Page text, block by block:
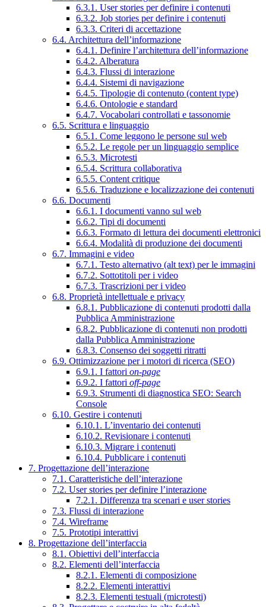
6.3.1. User stories per definire i contenuti
6.3.2. Job stories per definire i contenuti
6.3.3. Criteri di accettazione
6.4. Architettura dell’informazione
6.4.1. Definire l’architettura dell’informazione
6.4.2. Alberatura
6.4.3. Flussi di interazione
6.4.4. Sistemi di navigazione
6.4.5. Tipologie di contenuto (content type)
6.4.6. Ontologie e standard
6.4.7. Vocabolari controllati e tassonomie
6.5. Scrittura e linguaggio
6.5.1. Come leggono le persone sul web
6.5.2. Le regole per un linguaggio semplice
6.5.3. Microtesti
6.5.4. Scrittura collaborativa
6.5.5. Content critique
6.5.6. Traduzione e localizzazione dei contenuti
6.6. Documenti
6.6.1. I documenti vanno sul web
6.6.2. Tipi di documenti
6.6.3. Formato di lettura dei documenti elettronici
6.6.4. Modalità di produzione dei documenti
6.7. Immagini e video
6.7.1. Testo alternativo (alt text) per le immagini
6.7.2. Sottotitoli per i video
6.7.3. Trascrizioni per i video
6.8. Proprietà intellettuale e privacy
6.8.1. Pubblicazione di contenuti prodotti dalla
Pubblica Amministrazione
6.8.2. Pubblicazione di contenuti non prodotti
dalla Pubblica Amministrazione
6.8.3. Consenso dei soggetti ritratti
6.9. Ottimizzazione per i motori di ricerca (SEO)
6.9.1. I fattori on-page
6.9.2. I fattori off-page
6.9.3. Strumenti di diagnostica SEO: Search
Console
6.10. Gestire i contenuti
6.10.1. L’inventario dei contenuti
6.10.2. Revisionare i contenuti
6.10.3. Migrare i contenuti
6.10.4. Pubblicare i contenuti
7. Progettazione dell’interazione
7.1. Caratteristiche dell’interazione
7.2. User stories per definire l’interazione
7.2.1. Differenza tra scenari e user stories
7.3. Flussi di interazione
7.4. Wireframe
7.5. Prototipi interattivi
8. Progettazione dell’interfaccia
8.1. Obiettivi dell’interfaccia
8.2. Elementi dell’interfaccia
8.2.1. Elementi di composizione
8.2.2. Elementi interattivi
8.2.3. Elementi testuali (microtesti)